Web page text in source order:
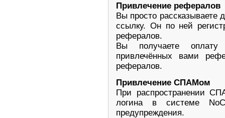
Привлечение рефералов
Вы просто рассказываете
ссылку. Он по ней
рефералов.
Вы получаете оплату
привлечённых вами
рефералов.
Привлечение СПАМом
При распространении
логина в системе
предупреждения.